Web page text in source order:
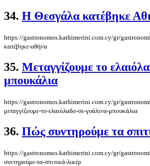
34. Η Θεσγάλα κατέβηκε
https://gastronomos.kathimerini.com.cy/gr/
κατέβηκε-αθήνα
35. Μεταγγίζουμε το
μπουκάλια
https://gastronomos.kathimerini.com.cy/gr/
μεταγγίζουμε-το-ελαιόλαδο-σε-γυάλινα-μπουκάλια
36. Πώς συντηρούμε τα
https://gastronomos.kathimerini.com.cy/gr/
συντηρούμε-τα-σπιτικά-λικέρ